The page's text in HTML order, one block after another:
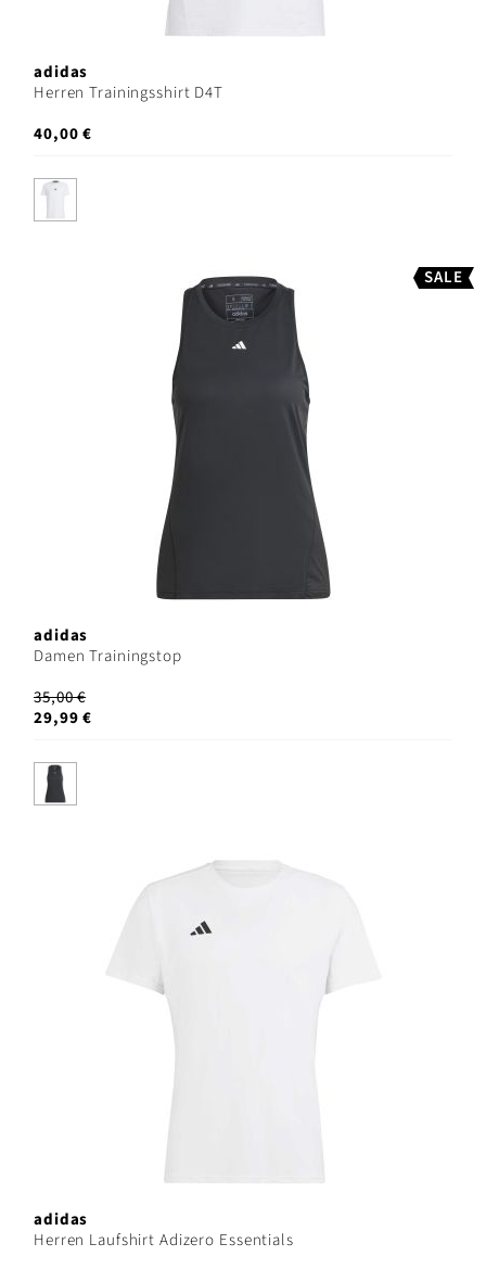
adidas
Herren Trainingsshirt D4T
40,00 €
SALE
adidas
Damen Trainingstop
35,00 €
29,99 €
adidas
Herren Laufshirt Adizero Essentials